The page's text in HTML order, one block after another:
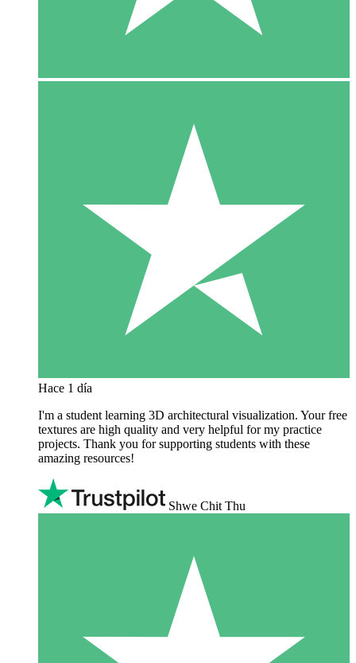
Hace 1 día
I'm a student learning 3D architectural visualization. Your free
textures are high quality and very helpful for my practice
projects. Thank you for supporting students with these
amazing resources!
Shwe Chit Thu